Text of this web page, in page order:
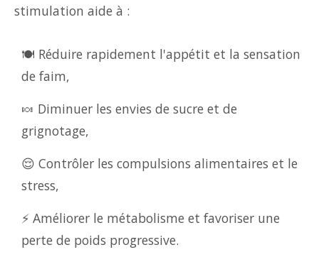
stimulation aide à :
🍽️ Réduire rapidement l'appétit et la sensation
de faim,
🍬 Diminuer les envies de sucre et de
grignotage,
😌 Contrôler les compulsions alimentaires et le
stress,
⚡ Améliorer le métabolisme et favoriser une
perte de poids progressive.